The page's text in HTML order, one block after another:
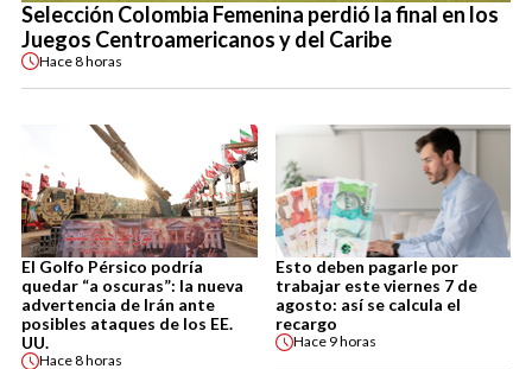
Selección Colombia Femenina perdió la final en los
Juegos Centroamericanos y del Caribe
Hace8 horas
El Golfo Pérsico podría
quedar “a oscuras”: la nueva
advertencia de Irán ante
posibles ataques de los EE.
UU.
Hace8 horas
Esto deben pagarle por
trabajar este viernes 7 de
agosto: así se calcula el
recargo
Hace 9 horas